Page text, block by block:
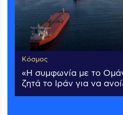
Κόσμος
«Η συμφωνία με το
ζητά το Ιράν για να